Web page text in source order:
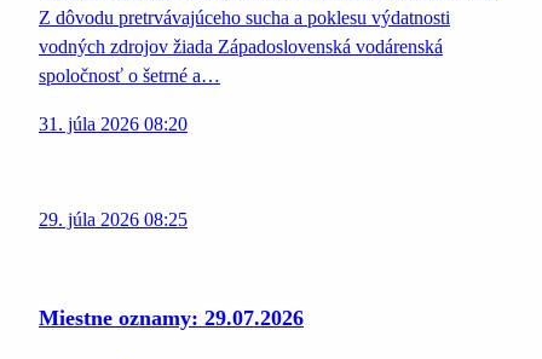
Z dôvodu pretrvávajúceho sucha a poklesu výdatnosti
vodných zdrojov žiada Západoslovenská vodárenská
spoločnosť o šetrné a…
31. júla 2026 08:20
29. júla 2026 08:25
Miestne oznamy: 29.07.2026